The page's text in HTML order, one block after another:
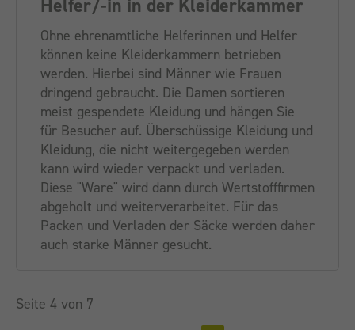
Helfer/-in in der Kleiderkammer
Ohne ehrenamtliche Helferinnen und Helfer
können keine Kleiderkammern betrieben
werden. Hierbei sind Männer wie Frauen
dringend gebraucht. Die Damen sortieren
meist gespendete Kleidung und hängen Sie
für Besucher auf. Überschüssige Kleidung und
Kleidung, die nicht weitergegeben werden
kann wird wieder verpackt und verladen.
Diese "Ware" wird dann durch Wertstofffirmen
abgeholt und weiterverarbeitet. Für das
Packen und Verladen der Säcke werden daher
auch starke Männer gesucht.
Seite 4 von 7